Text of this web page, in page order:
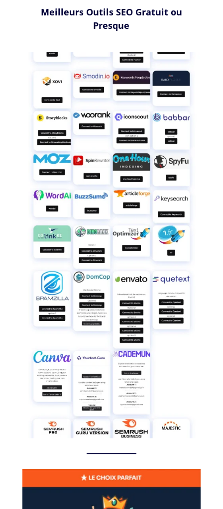
Meilleurs Outils SEO Gratuit ou
Presque